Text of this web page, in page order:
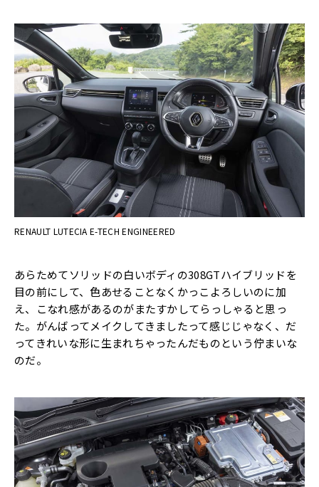
RENAULT LUTECIA E-TECH ENGINEERED
あらためてソリッドの白いボディの308GTハイブリッドを
目の前にして、色あせることなくかっこよろしいのに加
え、こなれ感があるのがまたすかしてらっしゃると思っ
た。がんばってメイクしてきましたって感じじゃなく、だ
ってきれいな形に生まれちゃったんだものという佇まいな
のだ。